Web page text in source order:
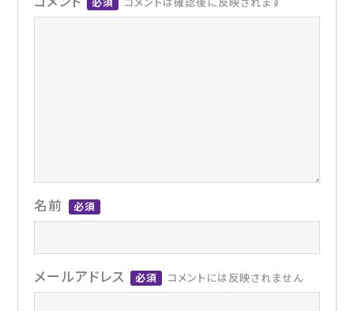
必須 コメントは確認後に反映されます
名前 必須
メールアドレス 必須 コメントには反映されません